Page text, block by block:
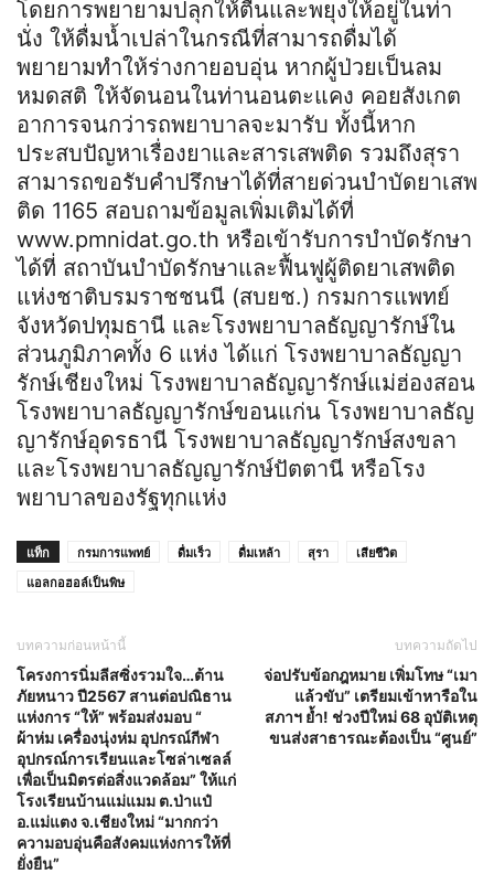
โดยการพยายามปลุกให้ตื่นและพยุงให้อยู่ในท่า
นั่ง ให้ดื่มน้ำเปล่าในกรณีที่สามารถดื่มได้
พยายามทำให้ร่างกายอบอุ่น หากผู้ป่วยเป็นลม
หมดสติ ให้จัดนอนในท่านอนตะแคง คอยสังเกต
อาการจนกว่ารถพยาบาลจะมารับ ทั้งนี้หาก
ประสบปัญหาเรื่องยาและสารเสพติด รวมถึงสุรา
สามารถขอรับคำปรึกษาได้ที่สายด่วนบำบัดยาเสพ
ติด 1165 สอบถามข้อมูลเพิ่มเติมได้ที่
www.pmnidat.go.th หรือเข้ารับการบำบัดรักษา
ได้ที่ สถาบันบำบัดรักษาและฟื้นฟูผู้ติดยาเสพติด
แห่งชาติบรมราชชนนี (สบยช.) กรมการแพทย์
จังหวัดปทุมธานี และโรงพยาบาลธัญญารักษ์ใน
ส่วนภูมิภาคทั้ง 6 แห่ง ได้แก่ โรงพยาบาลธัญญา
รักษ์เชียงใหม่ โรงพยาบาลธัญญารักษ์แม่ฮ่องสอน
โรงพยาบาลธัญญารักษ์ขอนแก่น โรงพยาบาลธัญ
ญารักษ์อุดรธานี โรงพยาบาลธัญญารักษ์สงขลา
และโรงพยาบาลธัญญารักษ์ปัตตานี หรือโรง
พยาบาลของรัฐทุกแห่ง
แท็ก กรมการแพทย์ ดื่มเร็ว ดื่มเหล้า สุรา
เสียชีวิต
แอลกอฮอล์เป็นพิษ
บทความก่อนหน้านี้
โครงการนิ่มลีสซิ่งรวมใจ…ต้าน
ภัยหนาว ปี2567 สานต่อปณิธาน
แห่งการ “ให้” พร้อมส่งมอบ “
ผ้าห่ม เครื่องนุ่งห่ม อุปกรณ์กีฬา
อุปกรณ์การเรียนและโซล่าเซลล์
เพื่อเป็นมิตรต่อสิ่งแวดล้อม” ให้แก่
โรงเรียนบ้านแม่แมม ต.ป่าแป๋
อ.แม่แตง จ.เชียงใหม่ “มากกว่า
ความอบอุ่นคือสังคมแห่งการให้ที่
ยั่งยืน”
บทความถัดไป
จ่อปรับข้อกฎหมาย เพิ่มโทษ “เมา
แล้วขับ” เตรียมเข้าหารือใน
สภาฯ ย้ำ! ช่วงปีใหม่ 68 อุบัติเหตุ
ขนส่งสาธารณะต้องเป็น “ศูนย์”